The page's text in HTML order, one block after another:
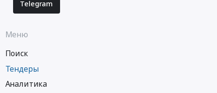
Telegram
Меню
Поиск
Тендеры
Аналитика